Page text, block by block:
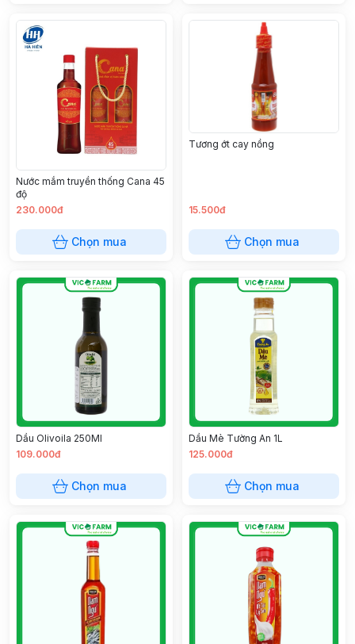
Nước mắm truyền thống Cana 45
độ
230.000đ
Chọn mua
Tương ớt cay nồng
15.500đ
Chọn mua
Dầu Olivoila 250Ml
109.000đ
Chọn mua
Dầu Mè Tường An 1L
125.000đ
Chọn mua